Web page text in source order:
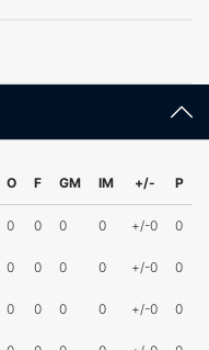
O F GM IM +/- P
0 0 0 0 +/-0 0
0 0 0 0 +/-0 0
0 0 0 0 +/-0 0